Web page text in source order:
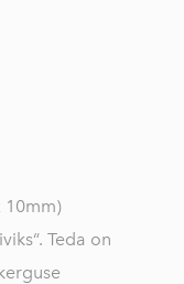
10mm)
Teda on